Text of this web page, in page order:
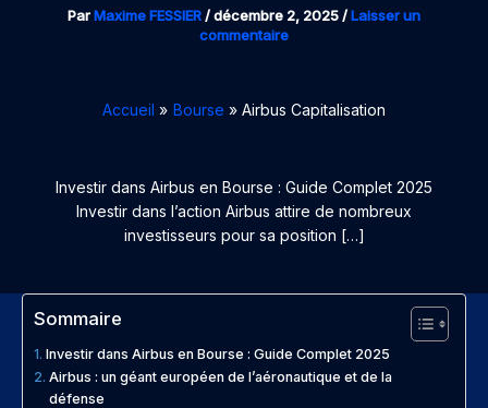
ParMaxime FESSIER/décembre 2, 2025/Laisser un
commentaire
Accueil Bourse Airbus Capitalisation
Investir dans Airbus en Bourse : Guide Complet 2025
Investir dans l’action Airbus attire de nombreux
investisseurs pour sa position […]
Sommaire
Investir dans Airbus en Bourse : Guide Complet 2025
Airbus : un géant européen de l’aéronautique et de la
défense